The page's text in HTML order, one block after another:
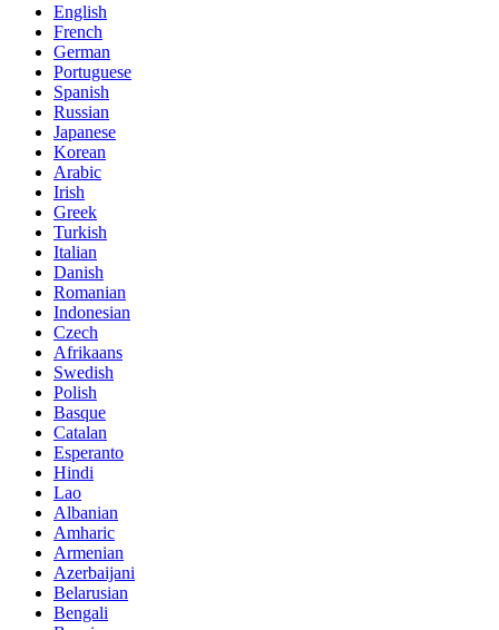
English
French
German
Portuguese
Spanish
Russian
Japanese
Korean
Arabic
Irish
Greek
Turkish
Italian
Danish
Romanian
Indonesian
Czech
Afrikaans
Swedish
Polish
Basque
Catalan
Esperanto
Hindi
Lao
Albanian
Amharic
Armenian
Azerbaijani
Belarusian
Bengali